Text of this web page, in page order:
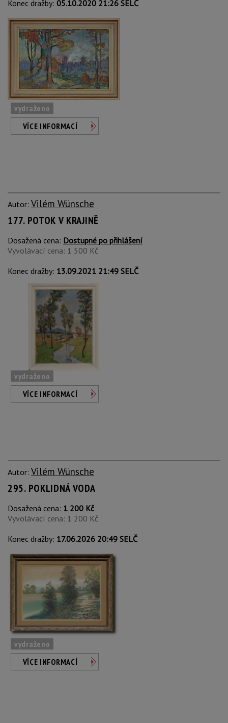
Konec dražby: 05.10.2020 21:26 SELČ
vydraženo
VÍCE INFORMACÍ
Autor: Vilém Wünsche
177. POTOK V KRAJINĚ
Dosažená cena: Dostupné po přihlášení
Vyvolávací cena: 1 500 Kč
Konec dražby: 13.09.2021 21:49 SELČ
vydraženo
VÍCE INFORMACÍ
Autor: Vilém Wünsche
295. POKLIDNÁ VODA
Dosažená cena: 1 200 Kč
Vyvolávací cena: 1 200 Kč
Konec dražby: 17.06.2026 20:49 SELČ
vydraženo
VÍCE INFORMACÍ